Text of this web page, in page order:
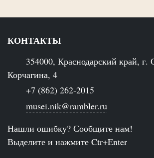
КОНТАКТЫ
354000, Краснодарский край, г.
Корчагина, 4
+7 (862) 262-2015
musei.nik@rambler.ru
Нашли ошибку? Сообщите нам!
Выделите и нажмите Ctr+Enter